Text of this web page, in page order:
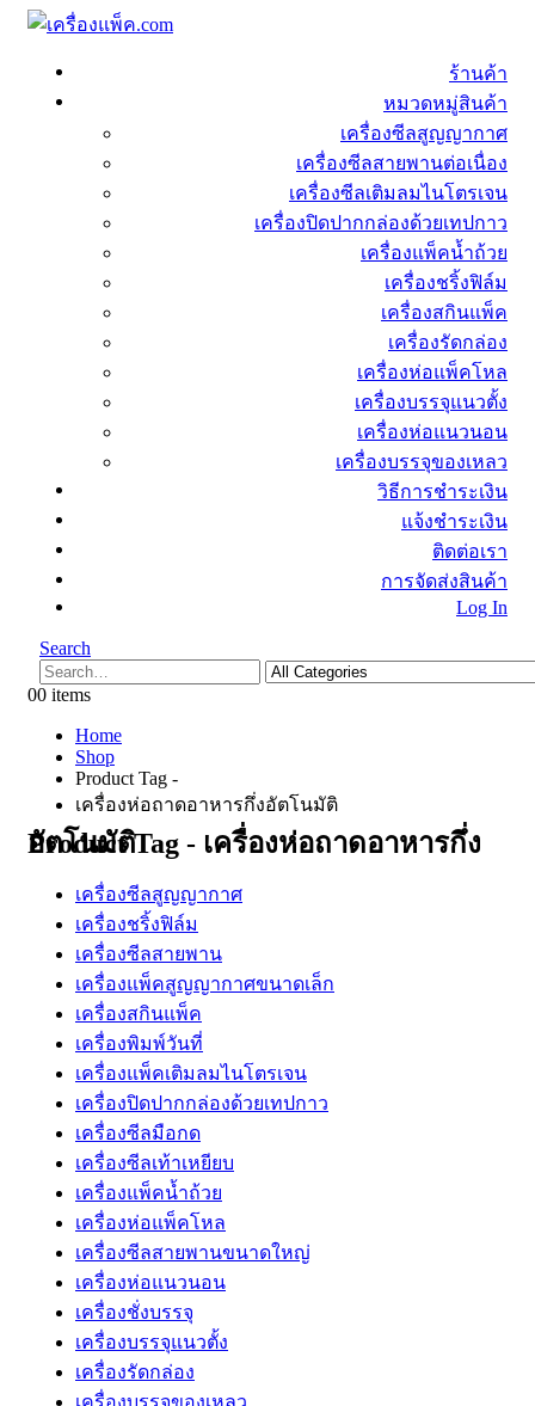
ร้านค้า
หมวดหมู่สินค้า
เครื่องซีลสูญญากาศ
เครื่องซีลสายพานต่อเนื่อง
เครื่องซีลเติมลมไนโตรเจน
เครื่องปิดปากกล่องด้วยเทปกาว
เครื่องแพ็คน้ำถ้วย
เครื่องชริ้งฟิล์ม
เครื่องสกินแพ็ค
เครื่องรัดกล่อง
เครื่องห่อแพ็คโหล
เครื่องบรรจุแนวตั้ง
เครื่องห่อแนวนอน
เครื่องบรรจุของเหลว
วิธีการชำระเงิน
แจ้งชำระเงิน
ติดต่อเรา
การจัดส่งสินค้า
Log In
Search
00 items
Home
Shop
Product Tag -
เครื่องห่อถาดอาหารกึ่งอัตโนมัติ
Product Tag - เครื่องห่อถาดอาหารกึ่งอัตโนมัติ
เครื่องซีลสูญญากาศ
เครื่องชริ้งฟิล์ม
เครื่องซีลสายพาน
เครื่องแพ็คสูญญากาศขนาดเล็ก
เครื่องสกินแพ็ค
เครื่องพิมพ์วันที่
เครื่องแพ็คเติมลมไนโตรเจน
เครื่องปิดปากกล่องด้วยเทปกาว
เครื่องซีลมือกด
เครื่องซีลเท้าเหยียบ
เครื่องแพ็คน้ำถ้วย
เครื่องห่อแพ็คโหล
เครื่องซีลสายพานขนาดใหญ่
เครื่องห่อแนวนอน
เครื่องชั่งบรรจุ
เครื่องบรรจุแนวตั้ง
เครื่องรัดกล่อง